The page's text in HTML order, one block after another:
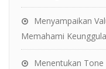
Menyampaikan
Memahami
Menentukan